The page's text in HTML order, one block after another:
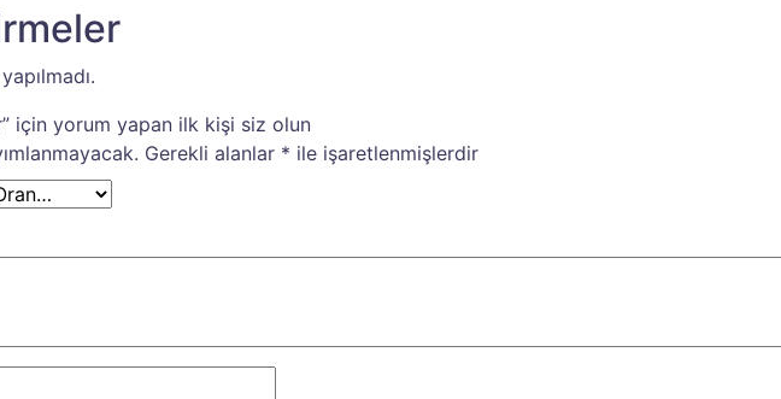
için yorum yapan ilk kişi siz olun
Gerekli alanlar * ile işaretlenmişlerdir